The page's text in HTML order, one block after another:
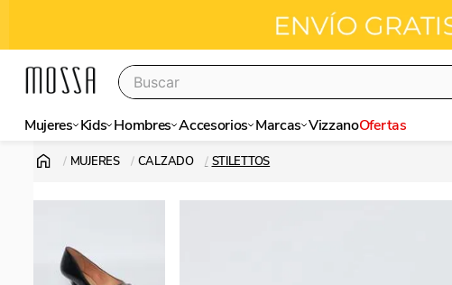
Buscar
Mujeres Kids Hombres Accesorios Marcas VizzanoOfertas
MUJERES CALZADO STILETTOS
Términos más buscados
stilettos
botas